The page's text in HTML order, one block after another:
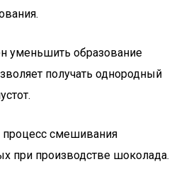
уменьшить образование
получать однородный
смешивания
при производстве шоколада.